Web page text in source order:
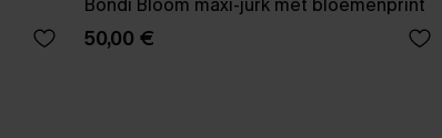
Bondi Bloom maxi-jurk met bloemenprint
50,00 €